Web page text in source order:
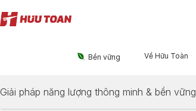
 Bền vững Về Hữu Toàn
Giải pháp năng lượng thông minh & bền vững